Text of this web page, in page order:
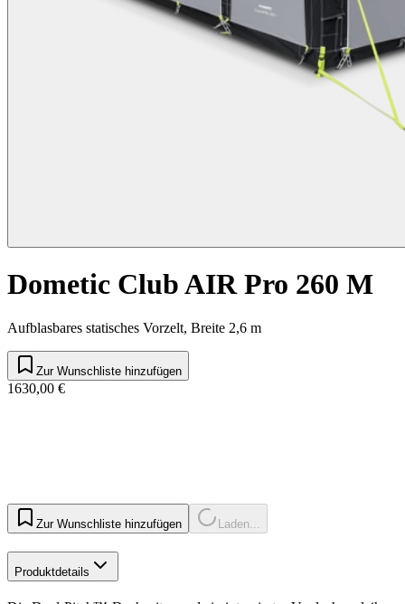
Dometic Club AIR Pro 260 M
Aufblasbares statisches Vorzelt, Breite 2,6 m
Zur Wunschliste hinzufügen
1630,00 €
Zur Wunschliste hinzufügen Laden...
Produktdetails